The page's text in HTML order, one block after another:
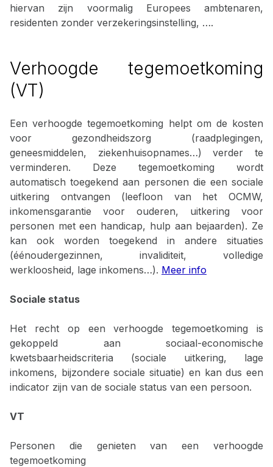
hiervan zijn voormalig Europees ambtenaren,
residenten zonder verzekeringsinstelling, ….
Verhoogde tegemoetkoming
(VT)
Een verhoogde tegemoetkoming helpt om de kosten
voor gezondheidszorg (raadplegingen,
geneesmiddelen, ziekenhuisopnames…) verder te
verminderen. Deze tegemoetkoming wordt
automatisch toegekend aan personen die een sociale
uitkering ontvangen (leefloon van het OCMW,
inkomensgarantie voor ouderen, uitkering voor
personen met een handicap, hulp aan bejaarden). Ze
kan ook worden toegekend in andere situaties
(éénoudergezinnen, invaliditeit, volledige
werkloosheid, lage inkomens…). Meer info
Sociale status
Het recht op een verhoogde tegemoetkoming is
gekoppeld aan sociaal-economische
kwetsbaarheidscriteria (sociale uitkering, lage
inkomens, bijzondere sociale situatie) en kan dus een
indicator zijn van de sociale status van een persoon.
VT
Personen die genieten van een verhoogde
tegemoetkoming